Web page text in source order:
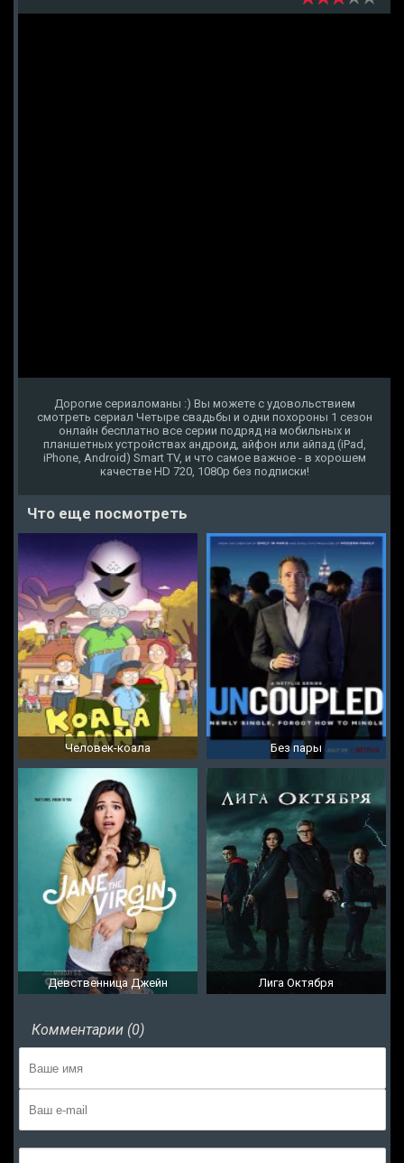
Дорогие сериаломаны :) Вы можете с удовольствием
смотреть сериал Четыре свадьбы и одни похороны 1 сезон
онлайн бесплатно все серии подряд на мобильных и
планшетных устройствах андроид, айфон или айпад (iPad,
iPhone, Android) Smart TV, и что самое важное - в хорошем
качестве HD 720, 1080p без подписки!
Что еще посмотреть
Человек-коала Без пары
Девственница Джейн Лига Октября
Комментарии (0)